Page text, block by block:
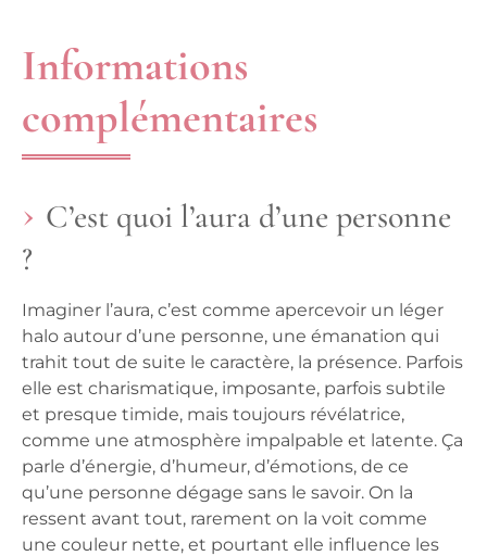
Informations
complémentaires
C’est quoi l’aura d’une personne
?
Imaginer l’aura, c’est comme apercevoir un léger
halo autour d’une personne, une émanation qui
trahit tout de suite le caractère, la présence. Parfois
elle est charismatique, imposante, parfois subtile
et presque timide, mais toujours révélatrice,
comme une atmosphère impalpable et latente. Ça
parle d’énergie, d’humeur, d’émotions, de ce
qu’une personne dégage sans le savoir. On la
ressent avant tout, rarement on la voit comme
une couleur nette, et pourtant elle influence les